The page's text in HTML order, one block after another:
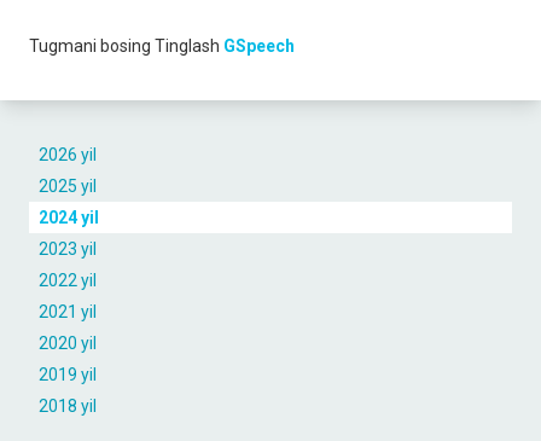
2026 yil
2025 yil
2024 yil
2023 yil
2022 yil
2021 yil
2020 yil
2019 yil
2018 yil
Tugmani bosing Tinglash GSpeech